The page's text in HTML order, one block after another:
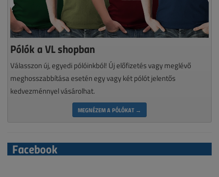
Pólók a VL shopban
Válasszon új, egyedi pólóinkból! Új előfizetés vagy meglévő
meghosszabbítása esetén egy vagy két pólót jelentős
kedvezménnyel vásárolhat.
MEGNÉZEM A PÓLÓKAT →
Facebook